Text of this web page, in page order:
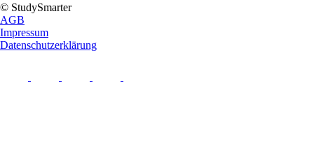
© StudySmarter
AGB
Impressum
Datenschutzerklärung